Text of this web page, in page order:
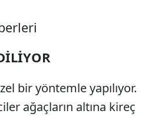
bir yöntemle yapılıyor.
ağaçların altına kireç